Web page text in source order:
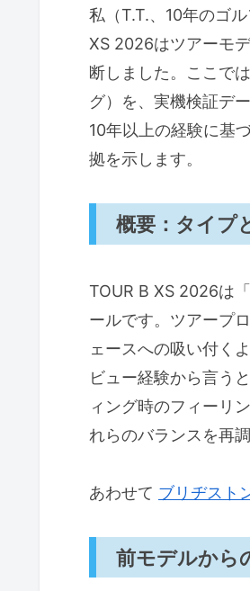
こんなゴルフ
総合的な
向かない
クラブ別
コースタ
メリット
選び方のポイ
よくある質問
に回答
まとめ：結論
著者プロ
T.T.
私（T.T.、10年のゴ
XS 2026はツアーモ
断しました。ここで
グ）を、実機検証デ
10年以上の経験に基
拠を示します。
概要：タイプ
TOUR B XS 2026は
ールです。ツアープ
ェースへの吸い付く
ビュー経験から言う
ィング時のフィーリ
れらのバランスを再
あわせて ブリヂスト
前モデルから